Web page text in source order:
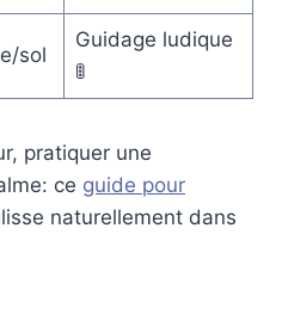
sol
Guidage ludique
🚦
pratiquer une
ce guide pour
naturellement dans